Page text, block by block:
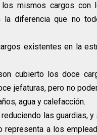
los mismos cargos
la diferencia que no
existentes en la
cubierto los doce
jefaturas, pero no
agua y calefacción.
las guardias,
representa a los